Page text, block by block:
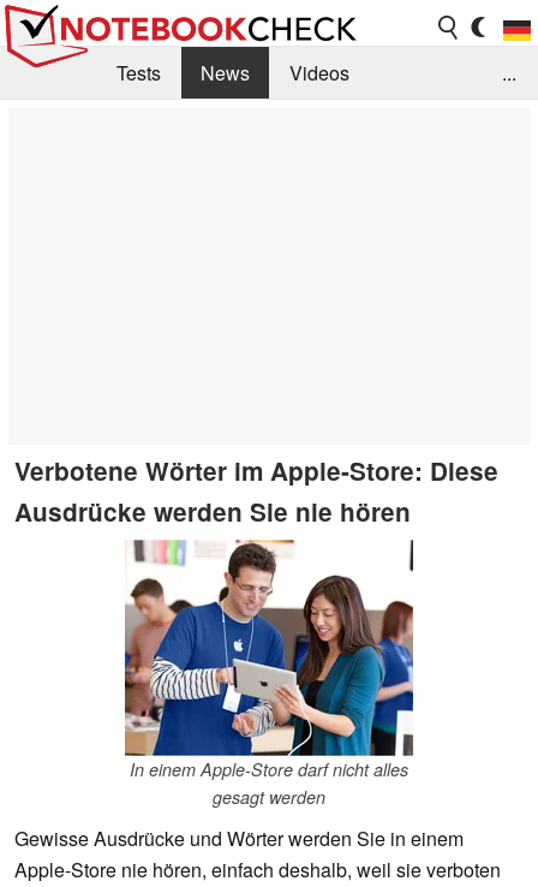
Tests News
Videos
...
Verbotene Wörter im Apple-Store: Diese
Ausdrücke werden Sie nie hören
In einem Apple-Store darf nicht alles
gesagt werden
Gewisse Ausdrücke und Wörter werden Sie in einem
Apple-Store nie hören, einfach deshalb, weil sie verboten